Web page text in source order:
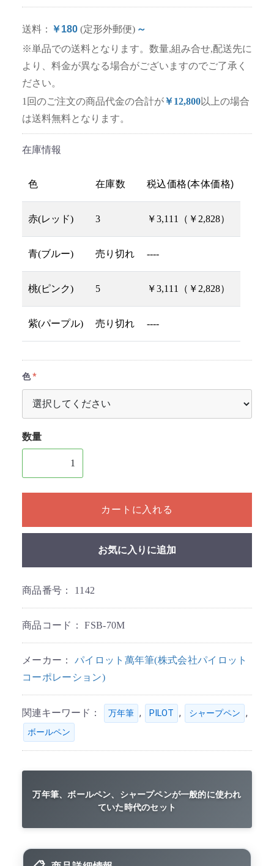
送料： ￥180 (定形外郵便) ～
※単品での送料となります。数量,組み合せ,配送先に
より、料金が異なる場合がございますのでご了承く
ださい。
1回のご注文の商品代金の合計が￥12,800以上の場合
は送料無料となります。
在庫情報
色 在庫数 税込価格(本体価格)
赤(レッド) 3 ￥3,111（￥2,828）
青(ブルー) 売り切れ ----
桃(ピンク) 5 ￥3,111（￥2,828）
紫(パープル) 売り切れ ----
色
数量
1個以上の数量を入力してください
カートに入れる
お気に入りに追加
商品番号： 1142
商品コード：FSB-70M
メーカー： パイロット萬年筆(株式会社パイロット
コーポレーション)
関連キーワード： 万年筆 , PILOT , シャープペン ,
ボールペン
万年筆、ボールペン、シャープペンが一般的に使われ
ていた時代のセット